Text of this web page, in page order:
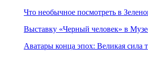
Что необычное посмотреть в
Выставку «Черный человек» в
Аватары конца эпох: Великая сила